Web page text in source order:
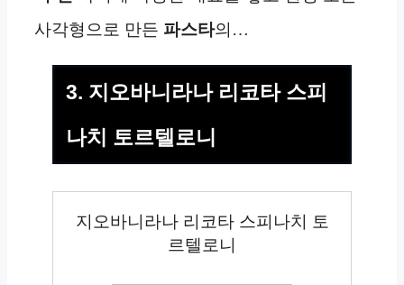
사각형으로 만든 파스타의…
3. 지오바니라나 리코타 스피
나치 토르텔로니
지오바니라나 리코타 스피나치 토
르텔로니